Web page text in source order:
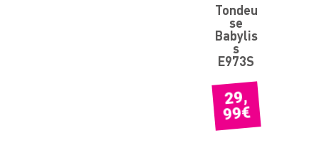
Tondeu
se
Babylis
s
E973S
29,
99€